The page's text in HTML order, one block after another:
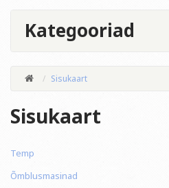
Kategooriad
Sisukaart
Sisukaart
Temp
Õmblusmasinad